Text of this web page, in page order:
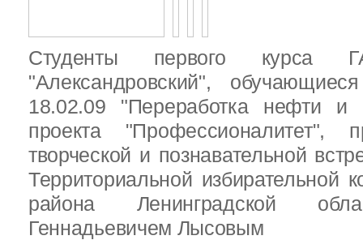
Студенты первого
"Александровский",
18.02.09 "Переработка нефти и
проекта "Профессионалитет",
творческой и познавательной
Территориальной избирательной
района Ленинградской
Геннадьевичем Лысовым